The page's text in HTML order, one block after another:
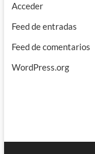
Acceder
Feed de entradas
Feed de comentarios
WordPress.org